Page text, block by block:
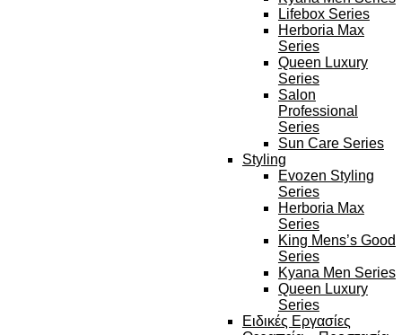
Lifebox Series
Herboria Max
Series
Queen Luxury
Series
Salon
Professional
Series
Sun Care Series
Styling
Evozen Styling
Series
Herboria Max
Series
King Mens’s Good
Series
Kyana Men Series
Queen Luxury
Series
Ειδικές Εργασίες